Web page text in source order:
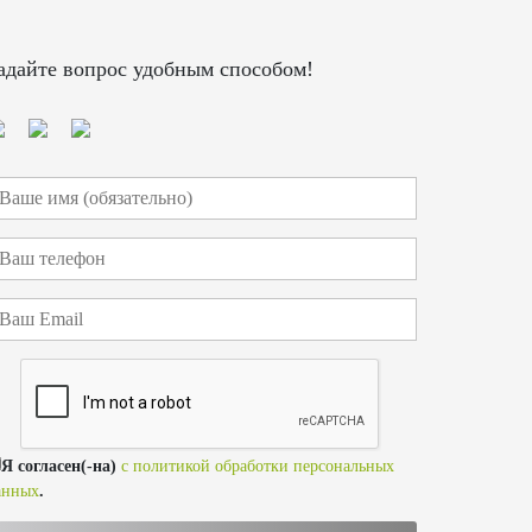
вопрос удобным способом!
Я согласен(-на) с политикой обработки персональных
.